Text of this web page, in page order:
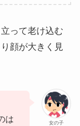
って老け込む
顔が大きく見
女の子
は